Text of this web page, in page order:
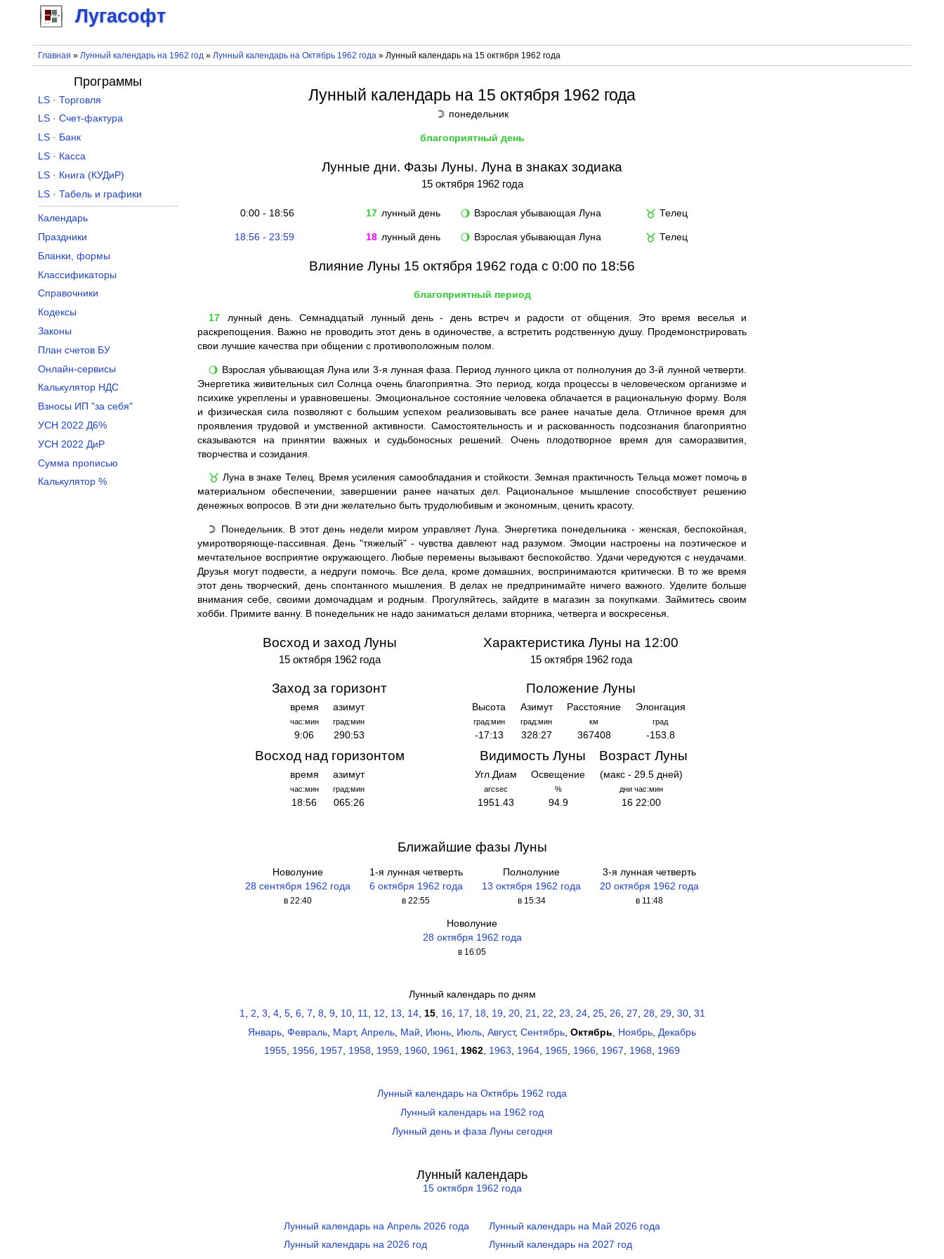
Лугасофт
Главная » Лунный календарь на 1962 год» Лунный календарь на Октябрь 1962 года» Лунный календарь на 15 октября 1962 года
Лунный календарь на 15 октября 1962 года
☽ понедельник
благоприятный день
Лунные дни. Фазы Луны. Луна в знаках зодиака
15 октября 1962 года
0:00 - 18:56 17 лунный день 🌖 Взрослая убывающая Луна ♉ Телец
18:56 - 23:59 18 лунный день 🌖 Взрослая убывающая Луна ♉ Телец
Влияние Луны 15 октября 1962 года с 0:00 по 18:56
благоприятный период
17
лунный день. Семнадцатый лунный день - день встреч и радости от общения. Это время веселья и
раскрепощения. Важно не проводить этот день в одиночестве, а встретить родственную душу. Продемонстрировать
свои лучшие качества при общении с противоположным полом.
🌖 Взрослая убывающая Луна или 3-я лунная фаза. Период лунного цикла от полнолуния до 3-й лунной четверти.
Энергетика живительных сил Солнца очень благоприятна. Это период, когда процессы в человеческом организме и
психике укреплены и уравновешены. Эмоциональное состояние человека облачается в рациональную форму. Воля
и физическая сила позволяют с большим успехом реализовывать все ранее начатые дела. Отличное время для
проявления трудовой и умственной активности. Самостоятельность и и раскованность подсознания благоприятно
сказываются на принятии важных и судьбоносных решений. Очень плодотворное время для саморазвития,
творчества и созидания.
♉ Луна в знаке Телец. Время усиления самообладания и стойкости. Земная практичность Тельца может помочь в
материальном обеспечении, завершении ранее начатых дел. Рациональное мышление способствует решению
денежных вопросов. В эти дни желательно быть трудолюбивым и экономным, ценить красоту.
☽
Понедельник. В этот день недели миром управляет Луна. Энергетика понедельника - женская, беспокойная,
умиротворяюще-пассивная. День "тяжелый" - чувства давлеют над разумом. Эмоции настроены на поэтическое и
мечтательное восприятие окружающего. Любые перемены вызывают беспокойство. Удачи чередуются с неудачами.
Друзья могут подвести, а недруги помочь. Все дела, кроме домашних, воспринимаются критически. В то же время
этот день творческий, день спонтанного мышления. В делах не предпринимайте ничего важного. Уделите больше
внимания себе, своими домочадцам и родным. Прогуляйтесь, зайдите в магазин за покупками. Займитесь своим
хобби. Примите ванну. В понедельник не надо заниматься делами вторника, четверга и воскресенья.
Восход и заход Луны
15 октября 1962 года
Заход за горизонт
время
час:мин
9:06
азимут
град:мин
290:53
Восход над горизонтом
время
час:мин
18:56
азимут
град:мин
065:26
Характеристика Луны на 12:00
15 октября 1962 года
Положение Луны
Высота
град:мин
-17:13
Азимут
град:мин
328:27
Расстояние
км
367408
Элонгация
град
-153.8
Видимость Луны
Угл.Диам
arcsec
1951.43
Освещение
%
94.9
Возраст Луны
(макс - 29.5 дней)
дни час:мин
16 22:00
Ближайшие фазы Луны
Новолуние
28 сентября 1962 года
в 22:40
1-я лунная четверть
6 октября 1962 года
в 22:55
Полнолуние
13 октября 1962 года
в 15:34
3-я лунная четверть
20 октября 1962 года
в 11:48
Новолуние
28 октября 1962 года
в 16:05
Лунный календарь по дням
1
2 3 4, 5, 6, 7 8 9, 10, 11 12 13 14, 15, 16, 17 18 19, 20, 21 22 23 24, 25, 26, 27 28 29, 30, 31
Январь Февраль Март, Апрель Май Июнь Июль Август, Сентябрь Октябрь Ноябрь Декабрь
1955, 1956, 1957, 1958, 1959, 1960, 1961, 1962, 1963, 1964, 1965, 1966, 1967, 1968, 1969
Лунный календарь на Октябрь 1962 года
Лунный календарь на 1962 год
Лунный день и фаза Луны сегодня
Лунный календарь
15 октября 1962 года
Лунный календарь на Апрель 2026 года
Лунный календарь на 2026 год
Лунный календарь на Май 2026 года
Лунный календарь на 2027 год
Программы
LS · Торговля
LS · Счет-фактура
LS · Банк
LS · Касса
LS · Книга (КУДиР)
LS · Табель и графики
Календарь
Праздники
Бланки, формы
Классификаторы
Справочники
Кодексы
Законы
План счетов БУ
Онлайн-сервисы
Калькулятор НДС
Взносы ИП "за себя"
УСН 2022 Д6%
УСН 2022 ДиР
Сумма прописью
Калькулятор %